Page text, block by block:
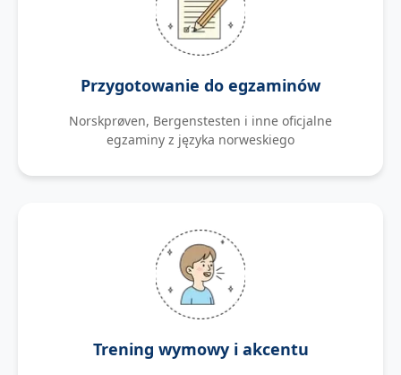
Przygotowanie do egzaminów
Norskprøven, Bergenstesten i inne oficjalne
egzaminy z języka norweskiego
Trening wymowy i akcentu